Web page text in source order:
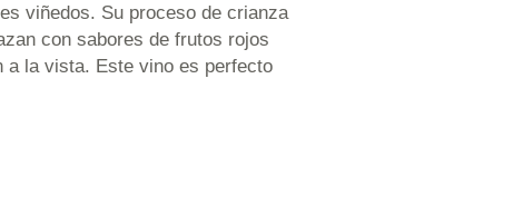
viñedos. Su proceso de crianza
con sabores de frutos rojos
a la vista. Este vino es perfecto